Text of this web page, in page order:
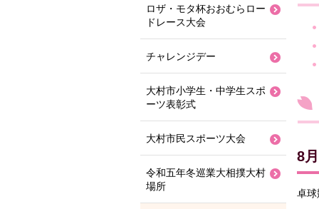
8
卓球
ロザ・モタ杯おおむらロー
ドレース大会
チャレンジデー
大村市小学生・中学生スポ
ーツ表彰式
大村市民スポーツ大会
令和五年冬巡業大相撲大村
場所